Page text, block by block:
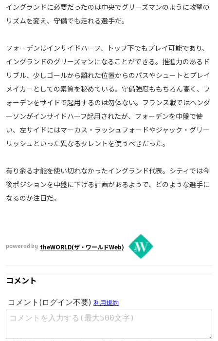
イングランドに必要だったのは中央でグリーズマンのように攻撃の
リズムを変え、守備でも走れる選手だ。
フォーデンはインサイドハーフ、トップ下でもプレイ可能であり、
イングランドのグリーズマンになることができる。推進力のあるド
リブル、少しゴールから離れた位置からのパスやシュートとプレイ
メイカーとしての素質を秘めている。守備強度ももちろん高く、フ
ォーデンをサイドで起用するのは勿体ない。フランス戦ではヘンダ
ーソンがインサイドハーフ起用されたが、フォーデンを中盤で使
い、左サイドにはマーカス・ラッシュフォードやジャック・グリー
リッシュといった異なるタレントを使うべきだった。
有り余る才能を使い切れなかったイングランド代表。シティでは今
後ポジションを中盤に下げる計画があるようで、どのような選手に
なるのか注目だ。
powered by theWORLD(ザ・ワールドWeb)
コメント